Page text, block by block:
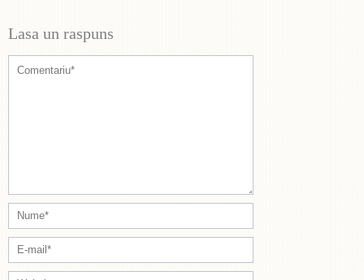
Lasa un raspuns